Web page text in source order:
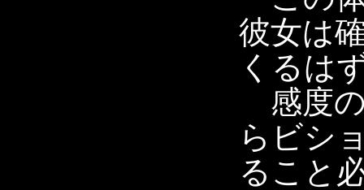
彼女は
くるは
感度
らビシ
ること